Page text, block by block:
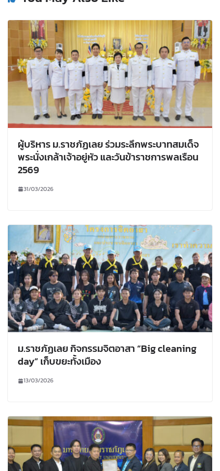
ผู้บริหาร ม.ราชภัฏเลย ร่วมระลึกพระบาทสมเด็จ
พระนั่งเกล้าเจ้าอยู่หัว และวันข้าราชการพลเรือน
2569
31/03/2026
ม.ราชภัฏเลย กิจกรรมจิตอาสา “Big cleaning
day” เก็บขยะทั้งเมือง
13/03/2026